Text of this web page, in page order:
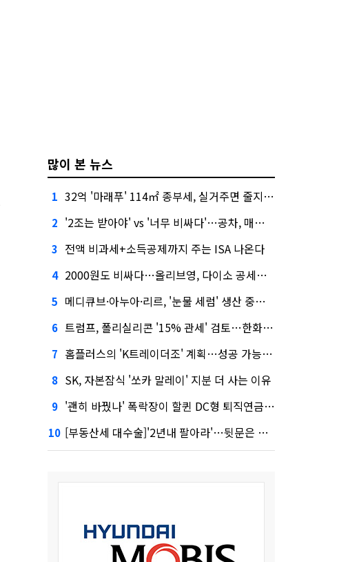
많이 본 뉴스
1 32억 '마래푸' 114㎡ 종부세, 실거주면 줄지만 안 살면 2.5배
2 '2조는 받아야' vs '너무 비싸다'…공차, 매각 성공할까
3 전액 비과세+소득공제까지 주는 ISA 나온다
4 2000원도 비싸다…올리브영, 다이소 공세에 '가성비'로 맞불
5 메디큐브·아누아·리르, '눈물 세럼' 생산 중단한다
6 트럼프, 폴리실리콘 '15% 관세' 검토…한화큐셀·OCI 영향은?
7 홈플러스의 'K트레이더조' 계획…성공 가능성은 '글쎄'
8 SK, 자본잠식 '쏘카 말레이' 지분 더 사는 이유
9 '괜히 바꿨나' 폭락장이 할퀸 DC형 퇴직연금…전문가 조언은
10 [부동산세 대수술]'2년내 팔아라'…뒷문은 열었다